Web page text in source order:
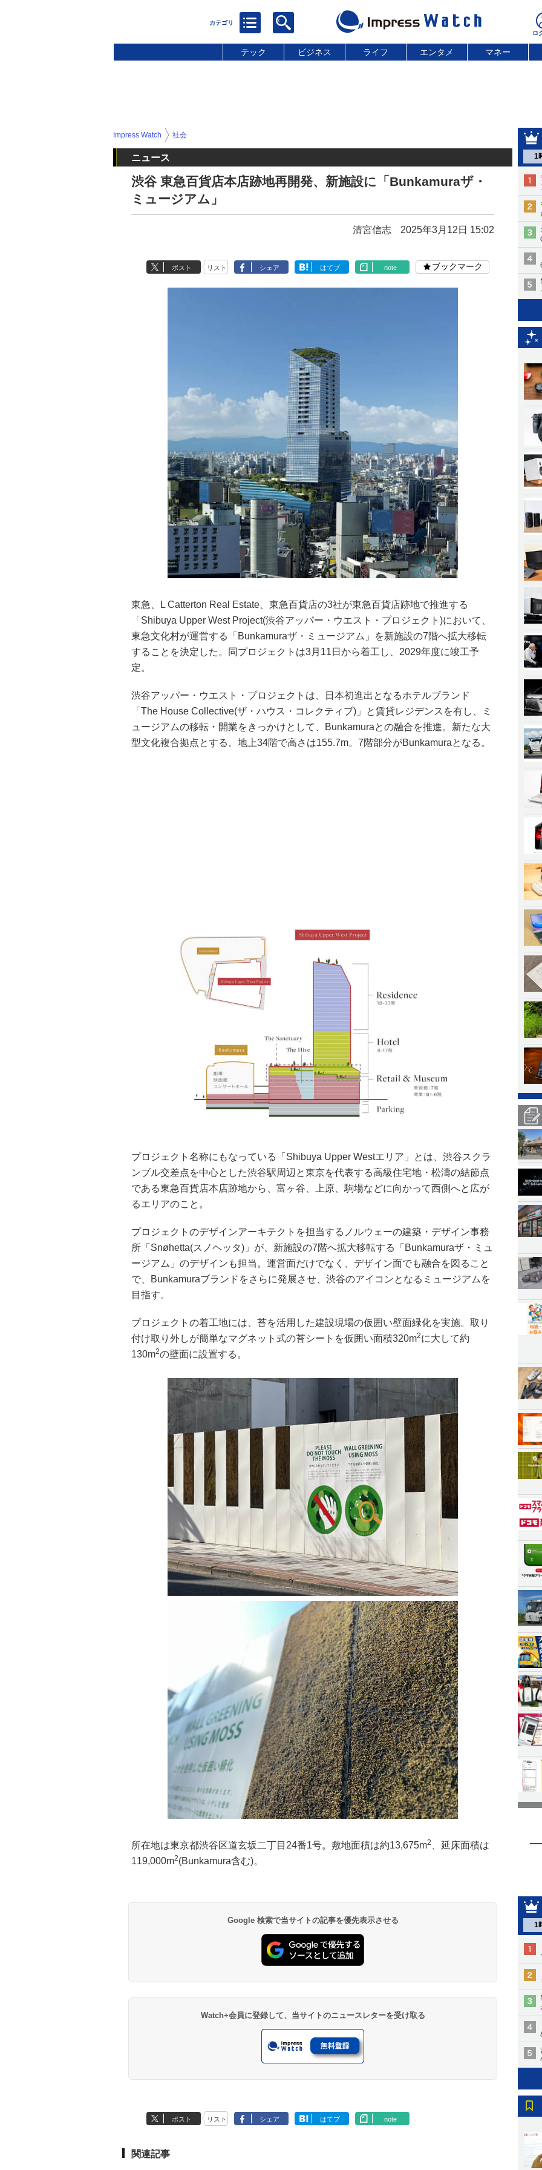
テック ビジネス ライフ エンタメ マネー
1
1
Impress Watch 社会
ニュース
渋谷 東急百貨店本店跡地再開発、新施設に「Bunkamuraザ・
ミュージアム」
清宮信志 2025年3月12日 15:02
ポスト リスト シェア はてブ note ブックマーク
東急、L Catterton Real Estate、東急百貨店の3社が東急百貨店跡地で推進する
「Shibuya Upper West Project(渋谷アッパー・ウエスト・プロジェクト)において、
東急文化村が運営する「Bunkamuraザ・ミュージアム」を新施設の7階へ拡大移転
することを決定した。同プロジェクトは3月11日から着工し、2029年度に竣工予
定。
渋谷アッパー・ウエスト・プロジェクトは、日本初進出となるホテルブランド
「The House Collective(ザ・ハウス・コレクティブ)」と賃貸レジデンスを有し、ミ
ュージアムの移転・開業をきっかけとして、Bunkamuraとの融合を推進。新たな大
型文化複合拠点とする。地上34階で高さは155.7m。7階部分がBunkamuraとなる。
プロジェクト名称にもなっている「Shibuya Upper Westエリア」とは、渋谷スクラ
ンブル交差点を中心とした渋谷駅周辺と東京を代表する高級住宅地・松濤の結節点
である東急百貨店本店跡地から、富ヶ谷、上原、駒場などに向かって西側へと広が
るエリアのこと。
プロジェクトのデザインアーキテクトを担当するノルウェーの建築・デザイン事務
所「Snøhetta(スノヘッタ)」が、新施設の7階へ拡大移転する「Bunkamuraザ・ミュ
ージアム」のデザインも担当。運営面だけでなく、デザイン面でも融合を図ること
で、Bunkamuraブランドをさらに発展させ、渋谷のアイコンとなるミュージアムを
目指す。
プロジェクトの着工地には、苔を活用した建設現場の仮囲い壁面緑化を実施。取り
付け取り外しが簡単なマグネット式の苔シートを仮囲い面積320m2に大して約
130m2の壁面に設置する。
所在地は東京都渋谷区道玄坂二丁目24番1号。敷地面積は約13,675m2
、延床面積は
119,000m2(Bunkamura含む)。
Google 検索で当サイトの記事を優先表示させる
Watch+会員に登録して、当サイトのニュースレターを受け取る
ポスト リスト シェア はてブ note
関連記事